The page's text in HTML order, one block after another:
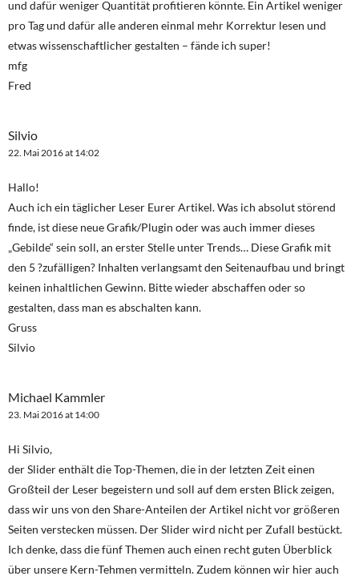
und dafür weniger Quantität profitieren könnte. Ein Artikel weniger
pro Tag und dafür alle anderen einmal mehr Korrektur lesen und
etwas wissenschaftlicher gestalten – fände ich super!
mfg
Fred
Silvio
22. Mai 2016 at 14:02
Hallo!
Auch ich ein täglicher Leser Eurer Artikel. Was ich absolut störend
finde, ist diese neue Grafik/Plugin oder was auch immer dieses
„Gebilde“ sein soll, an erster Stelle unter Trends… Diese Grafik mit
den 5 ?zufälligen? Inhalten verlangsamt den Seitenaufbau und bringt
keinen inhaltlichen Gewinn. Bitte wieder abschaffen oder so
gestalten, dass man es abschalten kann.
Gruss
Silvio
Michael Kammler
23. Mai 2016 at 14:00
Hi Silvio,
der Slider enthält die Top-Themen, die in der letzten Zeit einen
Großteil der Leser begeistern und soll auf dem ersten Blick zeigen,
dass wir uns von den Share-Anteilen der Artikel nicht vor größeren
Seiten verstecken müssen. Der Slider wird nicht per Zufall bestückt.
Ich denke, dass die fünf Themen auch einen recht guten Überblick
über unsere Kern-Tehmen vermitteln. Zudem können wir hier auch